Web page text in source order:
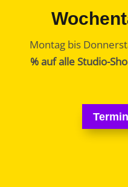
Montag bis
% auf alle Studio-